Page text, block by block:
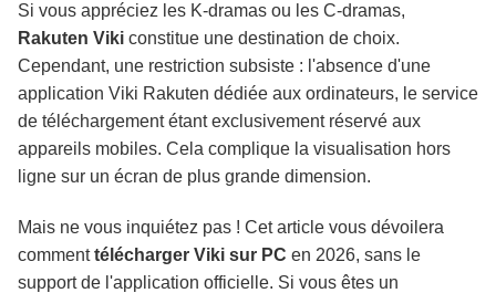
Conclusion
Si vous appréciez les K-dramas ou les C-dramas,
Rakuten Viki constitue une destination de choix.
Cependant, une restriction subsiste : l'absence d'une
application Viki Rakuten dédiée aux ordinateurs, le service
de téléchargement étant exclusivement réservé aux
appareils mobiles. Cela complique la visualisation hors
ligne sur un écran de plus grande dimension.
Mais ne vous inquiétez pas ! Cet article vous dévoilera
commenttélécharger Viki sur PC en 2026, sans le
support de l'application officielle. Si vous êtes un